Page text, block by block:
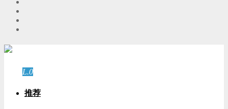
L.0
推荐